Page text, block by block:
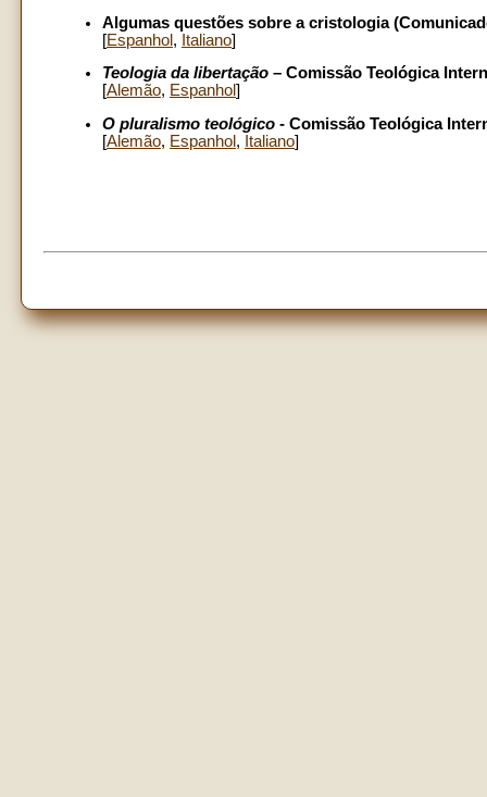
Algumas questões sobre a cristologia
[Espanhol , Italiano]
Teologia da libertação – Comissão Teológica
[Alemão, Espanhol]
O pluralismo teológico - Comissão Teológica
[Alemão, Espanhol , Italiano]